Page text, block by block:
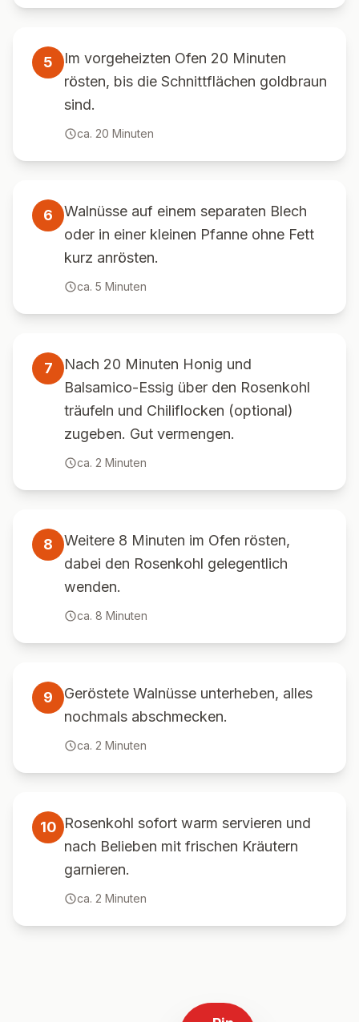
5
Im vorgeheizten Ofen 20 Minuten
rösten, bis die Schnittflächen goldbraun
sind.
ca. 20 Minuten
6
Walnüsse auf einem separaten Blech
oder in einer kleinen Pfanne ohne Fett
kurz anrösten.
ca. 5 Minuten
7
Nach 20 Minuten Honig und
Balsamico-Essig über den Rosenkohl
träufeln und Chiliflocken (optional)
zugeben. Gut vermengen.
ca. 2 Minuten
8
Weitere 8 Minuten im Ofen rösten,
dabei den Rosenkohl gelegentlich
wenden.
ca. 8 Minuten
9
Geröstete Walnüsse unterheben, alles
nochmals abschmecken.
ca. 2 Minuten
10 Rosenkohl sofort warm servieren und
nach Belieben mit frischen Kräutern
garnieren.
ca. 2 Minuten